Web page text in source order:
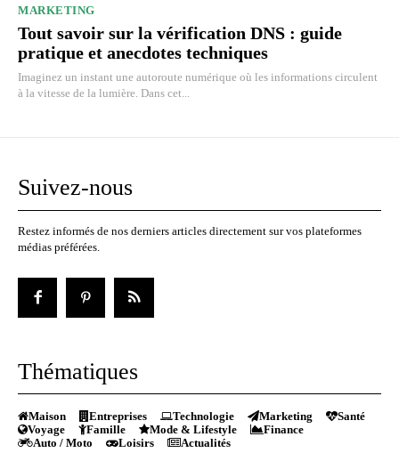
MARKETING
Tout savoir sur la vérification DNS : guide
pratique et anecdotes techniques
Imaginez un instant une autoroute numérique où les informations circulent
à la vitesse de la lumière. Dans cet...
Suivez-nous
Restez informés de nos derniers articles directement sur vos plateformes
médias préférées.
Thématiques
Maison Entreprises Technologie Marketing
Santé
Voyage
Famille Mode & Lifestyle
Finance
Auto / Moto
Loisirs Actualités